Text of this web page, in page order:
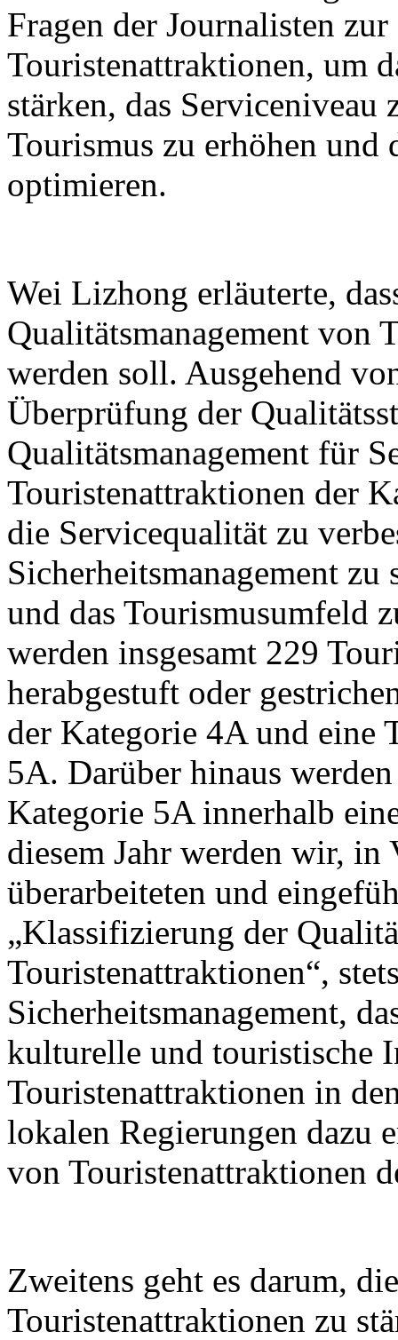
Fragen der Journalisten
Touristenattraktionen, um
stärken, das Serviceniveau
Tourismus zu erhöhen und
optimieren.
Wei Lizhong erläuterte,
Qualitätsmanagement von
werden soll. Ausgehend
Überprüfung der
Qualitätsmanagement für
Touristenattraktionen der
die Servicequalität zu
Sicherheitsmanagement
und das Tourismusumfeld
werden insgesamt 229
herabgestuft oder
der Kategorie 4A und eine
5A. Darüber hinaus
Kategorie 5A innerhalb
diesem Jahr werden wir,
überarbeiteten und
„Klassifizierung der
Touristenattraktionen“,
Sicherheitsmanagement,
kulturelle und touristische
Touristenattraktionen in
lokalen Regierungen dazu
von Touristenattraktionen
Zweitens geht es darum,
Touristenattraktionen zu